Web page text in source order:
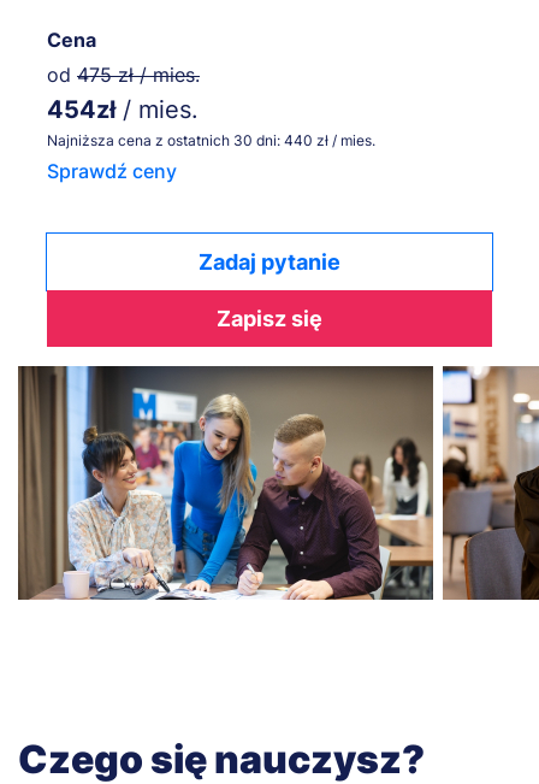
Cena
od 475 zł / mies.
454zł / mies.
Najniższa cena z ostatnich 30 dni: 440 zł / mies.
Sprawdź ceny
Zadaj pytanie
Zapisz się
Czego się nauczysz?